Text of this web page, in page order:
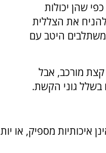
שהן יכולות
את הצללית
היטב עם
קצת מורכב, אבל
בשלל גוני הקשת.
איכותיות מספיק, או